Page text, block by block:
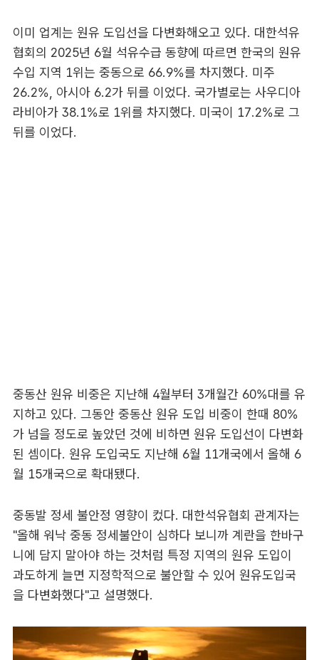
이미 업계는 원유 도입선을 다변화해오고 있다. 대한석유
협회의 2025년 6월 석유수급 동향에 따르면 한국의 원유
수입 지역 1위는 중동으로 66.9%를 차지했다. 미주
26.2%, 아시아 6.2가 뒤를 이었다. 국가별로는 사우디아
라비아가 38.1%로 1위를 차지했다. 미국이 17.2%로 그
뒤를 이었다.
중동산 원유 비중은 지난해 4월부터 3개월간 60%대를 유
지하고 있다. 그동안 중동산 원유 도입 비중이 한때 80%
가 넘을 정도로 높았던 것에 비하면 원유 도입선이 다변화
된 셈이다. 원유 도입국도 지난해 6월 11개국에서 올해 6
월 15개국으로 확대됐다.
중동발 정세 불안정 영향이 컸다. 대한석유협회 관계자는
"올해 워낙 중동 정세불안이 심하다 보니까 계란을 한바구
니에 담지 말아야 하는 것처럼 특정 지역의 원유 도입이
과도하게 늘면 지정학적으로 불안할 수 있어 원유도입국
을 다변화했다"고 설명했다.